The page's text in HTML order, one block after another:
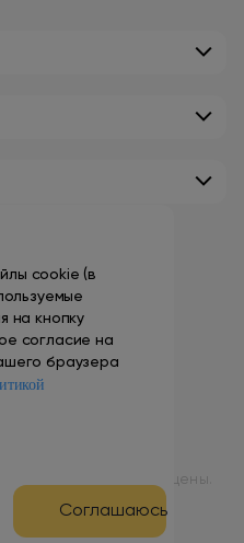
cookie (в
на кнопку
согласие на
браузера
Соглашаюсь
10-99
– 18:00
Сити». Все права защищены.
сайта